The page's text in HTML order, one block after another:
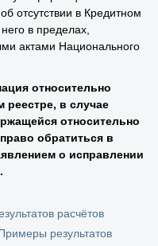
заявления
информацию из
отсутствии в Кредитном
в пределах,
актами Национального
относительно
реестре, в случае
относительно
обратиться в